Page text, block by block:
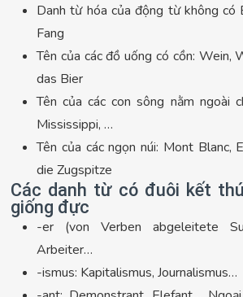
Danh từ hóa của động từ không có
Fang
Tên của các đồ uống có cồn: Wein,
das Bier
Tên của các con sông nằm ngoài
Mississippi, …
Tên của các ngọn núi: Mont Blanc,
die Zugspitze
Các danh từ có đuôi kết
giống đực
-er (von Verben abgeleitete
Arbeiter…
-ismus: Kapitalismus, Journalismus…